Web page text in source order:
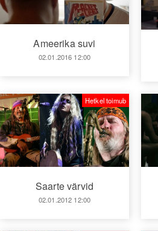
Ameerika suvi
02.01.2016 12:00
Saarte värvid
02.01.2012 12:00
Hetkel toimub